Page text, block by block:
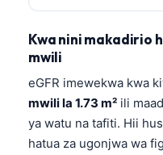
Kwa nini makadirio
mwili
eGFR imewekwa kwa
mwili la 1.73 m² ili
ya watu na tafiti. Hii
hatua za ugonjwa wa